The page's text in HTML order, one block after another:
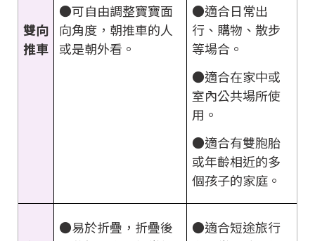
雙向
推車
●可自由調整寶寶面
向角度，朝推車的人
或是朝外看。
●適合日常出
行、購物、散步
等場合。
●適合在家中或
室內公共場所使
用。
●適合有雙胞胎
或年齡相近的多
個孩子的家庭。
●易於折疊，折疊後
●適合短途旅行